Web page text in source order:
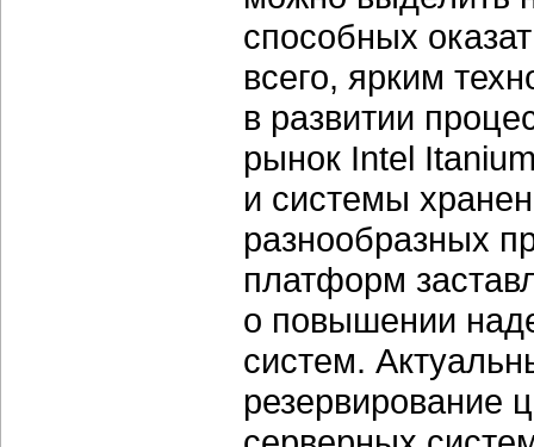
способных
всего, ярким
в развитии
рынок Intel
и системы
разнообразных
платформ
о повышении
систем.
резервирование